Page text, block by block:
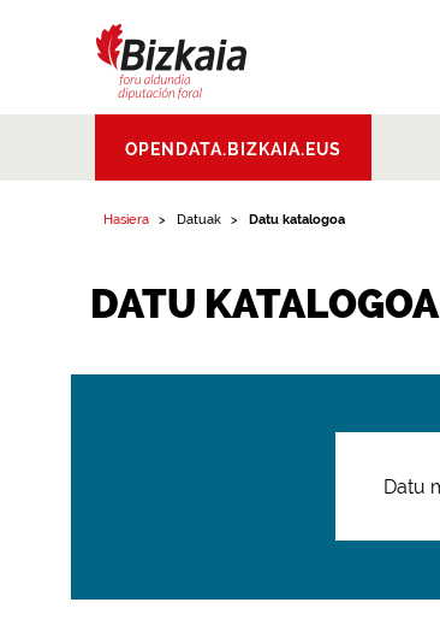
Aldundia.Diputacion
Foral de Bizkaia
OPENDATA.BIZKAIA.EUS
Hasiera Datuak Datu katalogoa
DATU KATALOGOA